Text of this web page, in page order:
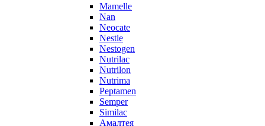
Mamelle
Nan
Neocate
Nestle
Nestogen
Nutrilac
Nutrilon
Nutrima
Peptamen
Semper
Similac
Амалтея